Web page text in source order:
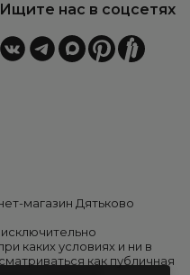
Ищите нас в соцсетях
магазин Дятьково
каких условиях и ни в
как публичная